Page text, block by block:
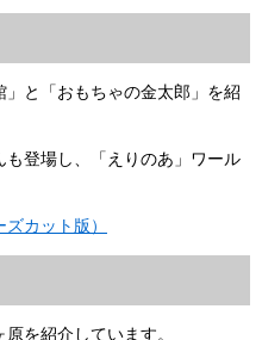
と「おもちゃの金太郎」を紹
登場し、「えりのあ」ワール
カット版）
を紹介しています。